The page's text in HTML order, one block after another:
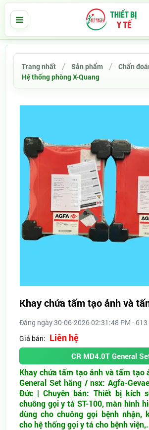
Trang nhất Sản phẩm
Chẩn
Hệ thống phòng X-Quang
Khay chứa tấm tạo ảnh và
Đăng ngày 30-06-2026 02:31:48 PM -
Giá bán: Liên hệ
CR MD4.0T General
Khay chứa tấm tạo ảnh và tấm tạo
General Set hãng / nsx: Agfa-
Đức | Chuyên bán: Thiết bị kích
chuông gọi y tá ST-100, màn hình
dùng cho chuông gọi bệnh nhận,
cho hệ thống gọi y tá cho bệnh